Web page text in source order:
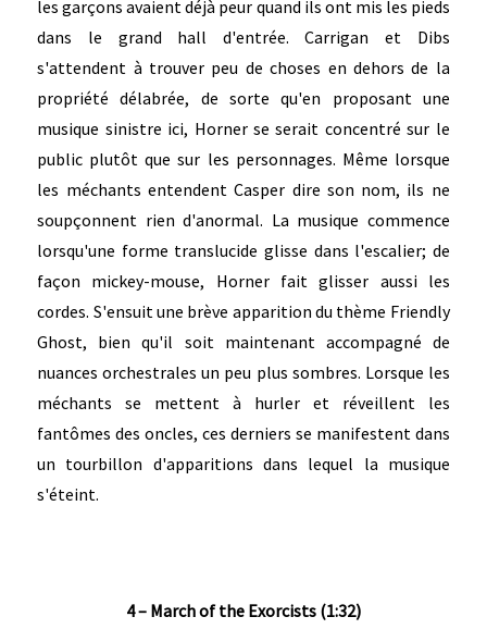
les garçons avaient déjà peur quand ils ont mis les pieds
dans le grand hall d'entrée. Carrigan et Dibs
s'attendent à trouver peu de choses en dehors de la
propriété délabrée, de sorte qu'en proposant une
musique sinistre ici, Horner se serait concentré sur le
public plutôt que sur les personnages. Même lorsque
les méchants entendent Casper dire son nom, ils ne
soupçonnent rien d'anormal. La musique commence
lorsqu'une forme translucide glisse dans l'escalier; de
façon mickey-mouse, Horner fait glisser aussi les
cordes. S'ensuit une brève apparition du thème Friendly
Ghost, bien qu'il soit maintenant accompagné de
nuances orchestrales un peu plus sombres. Lorsque les
méchants se mettent à hurler et réveillent les
fantômes des oncles, ces derniers se manifestent dans
un tourbillon d'apparitions dans lequel la musique
s'éteint.
4 – March of the Exorcists (1:32)